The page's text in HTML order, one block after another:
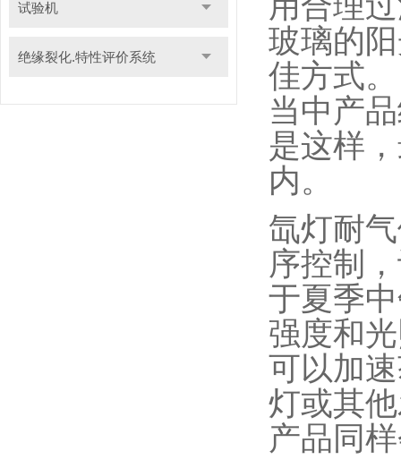
试验机
绝缘裂化.特性评价系统
玻璃的
佳方式
当中产
是这样
内。
氙灯耐
序控制
于夏季
强度和
可以加
灯或其
产品同